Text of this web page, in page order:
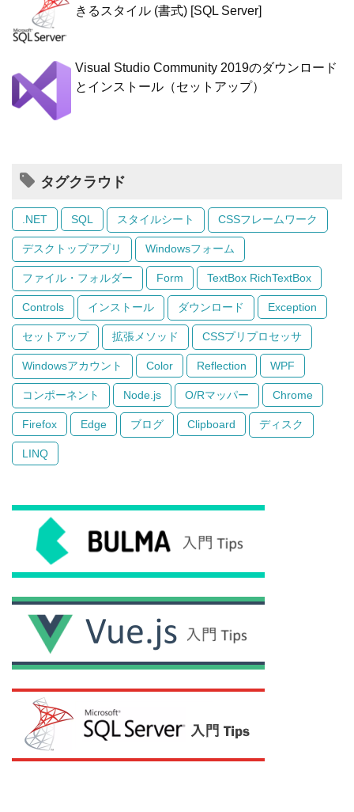
きるスタイル (書式) [SQL Server]
Visual Studio Community 2019のダウンロード
とインストール（セットアップ）
タグクラウド
.NET SQL スタイルシート CSSフレームワーク
デスクトップアプリ Windowsフォーム
ファイル・フォルダー Form TextBox RichTextBox
Controls インストール ダウンロード Exception
セットアップ 拡張メソッド CSSプリプロセッサ
Windowsアカウント Color Reflection WPF
コンポーネント Node.js O/Rマッパー Chrome
Firefox Edge ブログ Clipboard ディスク
LINQ